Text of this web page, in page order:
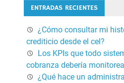
ENTRADAS RECIENTES
¿Cómo consultar mi
crediticio desde el cel?
Los KPIs que todo
cobranza debería
¿Qué hace un